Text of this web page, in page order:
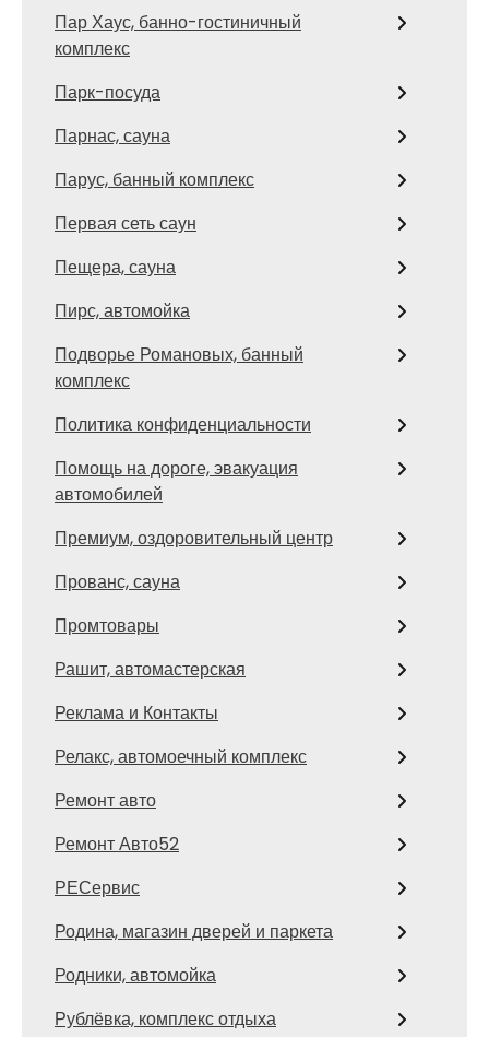
Пар Хаус, банно-гостиничный
комплекс
Парк-посуда
Парнас, сауна
Парус, банный комплекс
Первая сеть саун
Пещера, сауна
Пирс, автомойка
Подворье Романовых, банный
комплекс
Политика конфиденциальности
Помощь на дороге, эвакуация
автомобилей
Премиум, оздоровительный центр
Прованс, сауна
Промтовары
Рашит, автомастерская
Реклама и Контакты
Релакс, автомоечный комплекс
Ремонт авто
Ремонт Авто52
РЕСервис
Родина, магазин дверей и паркета
Родники, автомойка
Рублёвка, комплекс отдыха